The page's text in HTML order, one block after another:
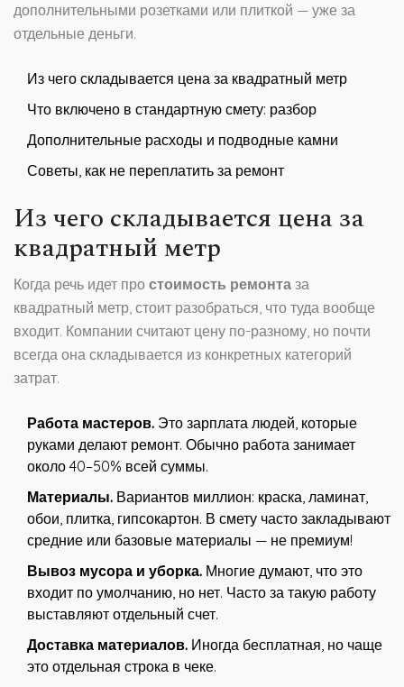
дополнительными розетками или плиткой — уже за
отдельные деньги.
Из чего складывается цена за квадратный метр
Что включено в стандартную смету: разбор
Дополнительные расходы и подводные камни
Советы, как не переплатить за ремонт
Из чего складывается цена за
квадратный метр
Когда речь идет про стоимость ремонта за
квадратный метр, стоит разобраться, что туда вообще
входит. Компании считают цену по-разному, но почти
всегда она складывается из конкретных категорий
затрат.
Работа мастеров. Это зарплата людей, которые
руками делают ремонт. Обычно работа занимает
около 40–50% всей суммы.
Материалы. Вариантов миллион: краска, ламинат,
обои, плитка, гипсокартон. В смету часто закладывают
средние или базовые материалы — не премиум!
Вывоз мусора и уборка. Многие думают, что это
входит по умолчанию, но нет. Часто за такую работу
выставляют отдельный счет.
Доставка материалов. Иногда бесплатная, но чаще
это отдельная строка в чеке.